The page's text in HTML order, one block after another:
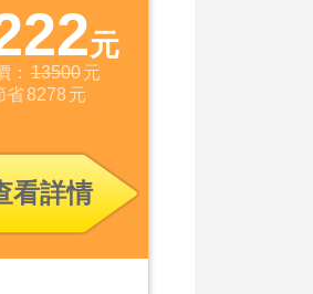
元
： 13500元
省8278 元
看詳情